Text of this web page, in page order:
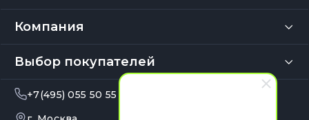
Компания
Выбор покупателей
+7(495) 055 50 55